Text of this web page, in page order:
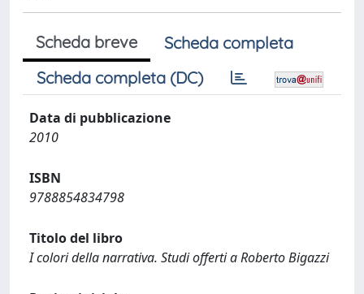
Scheda breve
Scheda completa
Scheda completa (DC)
Data di pubblicazione
2010
ISBN
9788854834798
Titolo del libro
I colori della narrativa. Studi offerti a Roberto Bigazzi